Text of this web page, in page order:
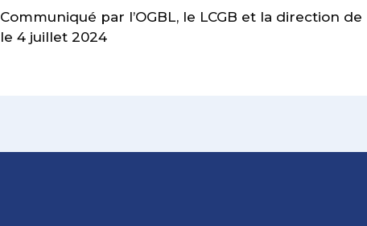
Communiqué par l’OGBL, le LCGB et la direction
le 4 juillet 2024